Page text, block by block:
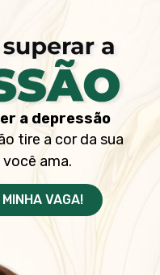
a depressão
tire a cor da sua
ama.
VAGA!